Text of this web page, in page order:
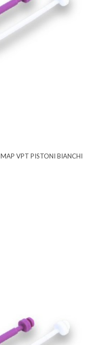
MAP VPT PISTONI BIANCHI